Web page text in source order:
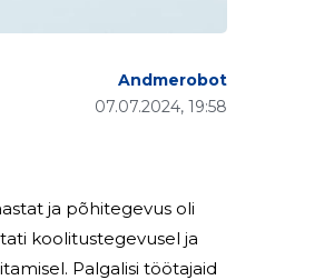
07.07.2024, 19:58
Andmerobot
ja põhitegevus oli
töötajaid